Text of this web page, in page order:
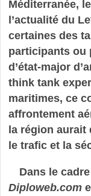
Méditerranée,
l’actualité du
certaines des
participants ou
d’état-major
think tank
maritimes, ce
affrontement
la région aurait
le trafic et la
Dans le
Diploweb.com